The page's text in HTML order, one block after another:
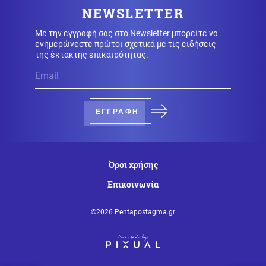
των ΗΑΕ
Κοινωνία 08.08.2026 - 15:25
βία
08.08.2026 - 15:21
Λυκαβηττός: Σε 57χρονη γυναίκα που είχε εξαφανιστεί
ανήκει η σορός
08.08.2026 - 15:10
NEWSLETTER
Με την εγγραφή σας στο Newsletter μπορείτε να
ενημερώνεστε πρώτοι σχετικά με τις ειδήσεις
της έκτακτης επικαιρότητας.
ΕΓΓΡΑΦΗ
Όροι χρήσης
Επικοινωνία
©2026 Pentapostagma.gr